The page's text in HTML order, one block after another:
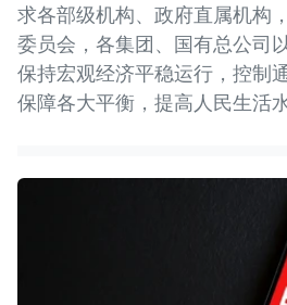
求各部级机构、政府直属机构
委员会，各集团、国有总公司
保持宏观经济平稳运行，控制
保障各大平衡，提高人民生活水